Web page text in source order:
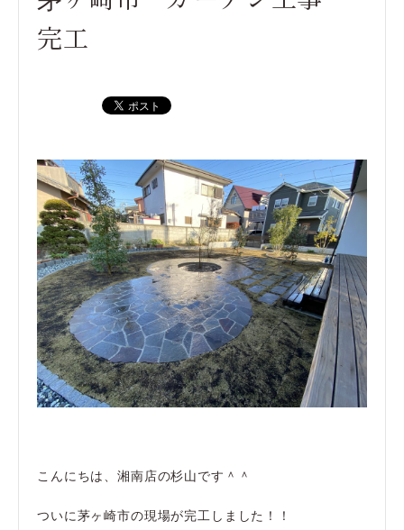
完工
こんにちは、湘南店の杉山です＾＾
ついに茅ヶ崎市の現場が完工しました！！